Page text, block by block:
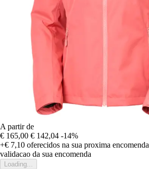
A partir de
€ 165,00 € 142,04 -14%
+€ 7,10 oferecidos na sua proxima encomenda
validacao da sua encomenda
Loading...